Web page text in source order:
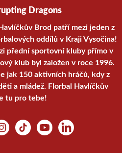
Dragons
Brod patří mezi jeden z
oddílů v Kraji Vysočina!
přední sportovní kluby přímo v
klub byl založen v roce 1996.
jak 150 aktivních hráčů, kdy z
a mládež. Florbal Havlíčkův
tu pro tebe!
TikTok YouTubeLinkedIn